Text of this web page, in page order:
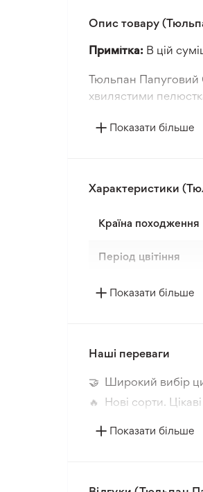
Опис товару
Примітка: В цій
Тюльпан Папуговий
хвилястими
Цибулини
Показати більше
Характеристики
Країна походження
Період цвітіння
Колір рослини
Корінь
Місце посадки
Показати більше
Наші переваги
🤝 Широкий вибір
🔥 Нові сорти.
📸 Відповідність
Показати більше